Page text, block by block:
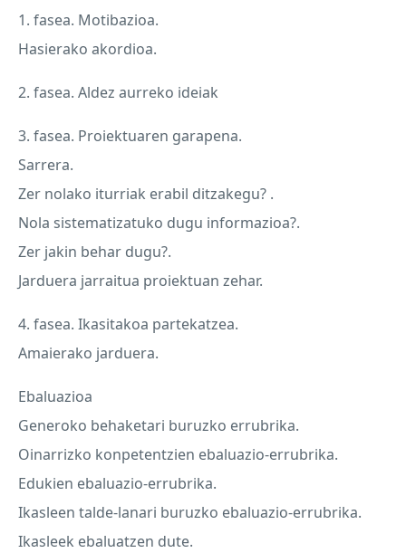
1. fasea. Motibazioa.
Hasierako akordioa.
2. fasea. Aldez aurreko ideiak
3. fasea. Proiektuaren garapena.
Sarrera.
Zer nolako iturriak erabil ditzakegu? .
Nola sistematizatuko dugu informazioa?.
Zer jakin behar dugu?.
Jarduera jarraitua proiektuan zehar.
4. fasea. Ikasitakoa partekatzea.
Amaierako jarduera.
Ebaluazioa
Generoko behaketari buruzko errubrika.
Oinarrizko konpetentzien ebaluazio-errubrika.
Edukien ebaluazio-errubrika.
Ikasleen talde-lanari buruzko ebaluazio-errubrika.
Ikasleek ebaluatzen dute.